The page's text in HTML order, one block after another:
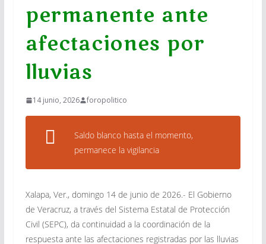
permanente ante
afectaciones por
lluvias
14 junio, 2026 foropolitico
Saldo blanco hasta el momento,
permanece la vigilancia
Xalapa, Ver., domingo 14 de junio de 2026.- El Gobierno
de Veracruz, a través del Sistema Estatal de Protección
Civil (SEPC), da continuidad a la coordinación de la
respuesta ante las afectaciones registradas por las lluvias